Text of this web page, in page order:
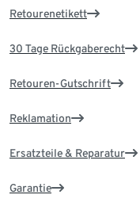
Retourenetikett
30 Tage Rückgaberecht
Retouren-Gutschrift
Reklamation
Ersatzteile & Reparatur
Garantie